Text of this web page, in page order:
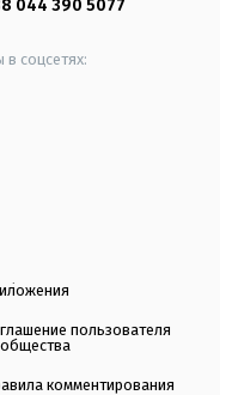
044 390 5077
соцсетях:
пользователя
комментирования